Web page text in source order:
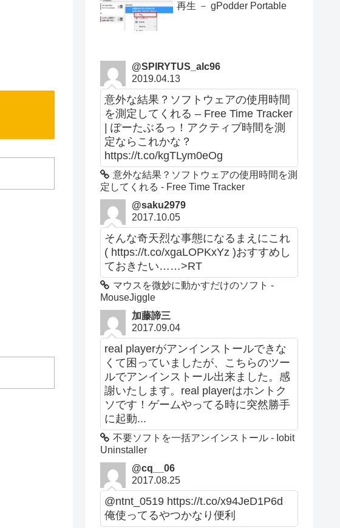
再生 － gPodder Portable
@SPIRYTUS_alc96
2019.04.13
意外な結果？ソフトウェアの使用時間
を測定してくれる – Free Time Tracker
| ぽーたぶるっ！アクティブ時間を測
定ならこれかな？
https://t.co/kgTLym0eOg
意外な結果？ソフトウェアの使用時間を測
定してくれる - Free Time Tracker
@saku2979
2017.10.05
そんな奇天烈な事態になるまえにこれ
( https://t.co/xgaLOPKxYz )おすすめし
ておきたい……>RT
マウスを微妙に動かすだけのソフト -
MouseJiggle
加藤諦三
2017.09.04
real playerがアンインストールできな
くて困っていましたが、こちらのツー
ルでアンインストール出来ました。感
謝いたします。real playerはホントク
ソです！ゲームやってる時に突然勝手
に起動...
不要ソフトを一括アンインストール - Iobit
Uninstaller
@cq__06
2017.08.25
@ntnt_0519 https://t.co/x94JeD1P6d
俺使ってるやつかなり便利